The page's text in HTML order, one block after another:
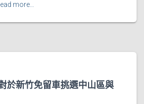
more…
於新竹免留車挑選中山區與